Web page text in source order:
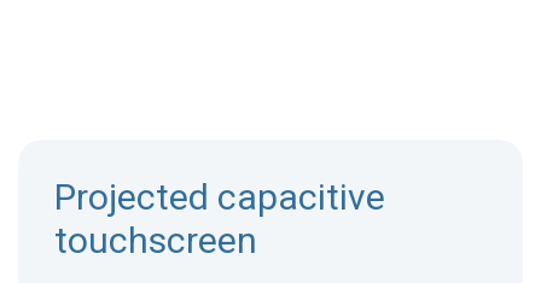
Projected capacitive
touchscreen